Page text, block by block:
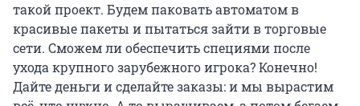
такой проект. Будем паковать автоматом в
красивые пакеты и пытаться зайти в торговые
сети. Сможем ли обеспечить специями после
ухода крупного зарубежного игрока? Конечно!
Дайте деньги и сделайте заказы: и мы вырастим